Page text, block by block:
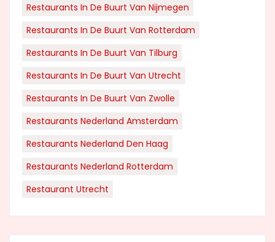
Restaurants In De Buurt Van Nijmegen
Restaurants In De Buurt Van Rotterdam
Restaurants In De Buurt Van Tilburg
Restaurants In De Buurt Van Utrecht
Restaurants In De Buurt Van Zwolle
Restaurants Nederland Amsterdam
Restaurants Nederland Den Haag
Restaurants Nederland Rotterdam
Restaurant Utrecht